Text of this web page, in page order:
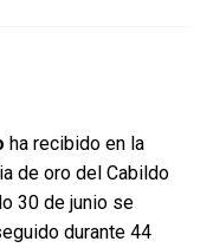
ha recibido en la
de oro del Cabildo
30 de junio se
durante 44